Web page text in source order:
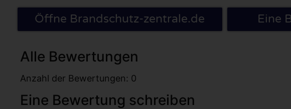
Öffne Brandschutz-zentrale.de Eine
Alle Bewertungen
Anzahl der Bewertungen: 0
Eine Bewertung schreiben